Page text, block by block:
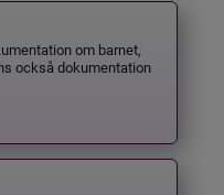
om barnet,
också dokumentation